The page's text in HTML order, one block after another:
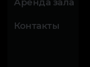
Аренда зала
Контакты